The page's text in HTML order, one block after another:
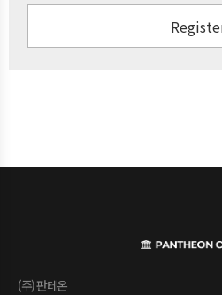
(주) 판테온